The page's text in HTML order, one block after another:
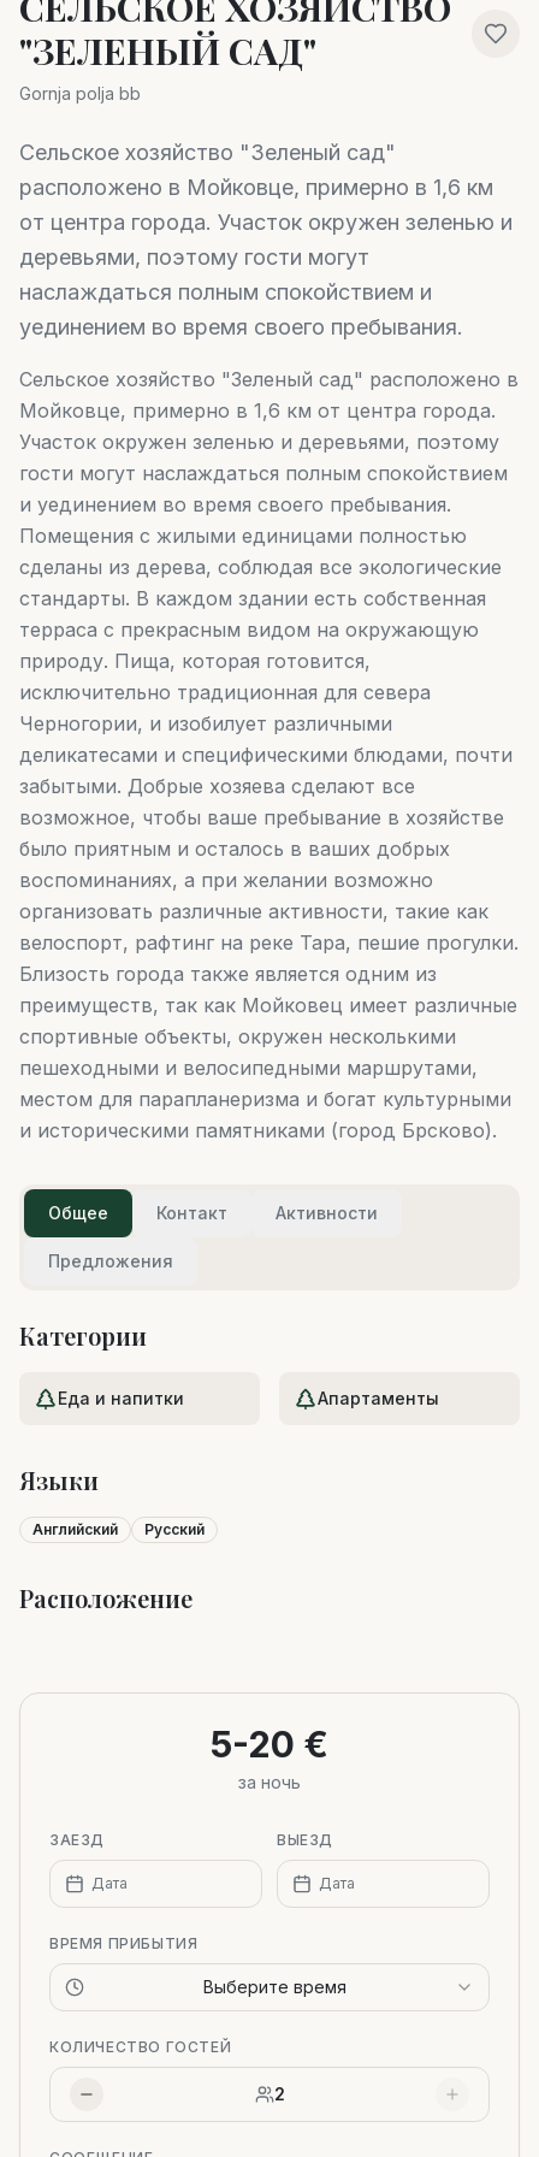
"ЗЕЛЕНЫЙ САД"
Gornja polja bb
Сельское хозяйство "Зеленый сад"
расположено в Мойковце, примерно в 1,6 км
от центра города. Участок окружен зеленью и
деревьями, поэтому гости могут
наслаждаться полным спокойствием и
уединением во время своего пребывания.
Сельское хозяйство "Зеленый сад" расположено в
Мойковце, примерно в 1,6 км от центра города.
Участок окружен зеленью и деревьями, поэтому
гости могут наслаждаться полным спокойствием
и уединением во время своего пребывания.
Помещения с жилыми единицами полностью
сделаны из дерева, соблюдая все экологические
стандарты. В каждом здании есть собственная
терраса с прекрасным видом на окружающую
природу. Пища, которая готовится,
исключительно традиционная для севера
Черногории, и изобилует различными
деликатесами и специфическими блюдами, почти
забытыми. Добрые хозяева сделают все
возможное, чтобы ваше пребывание в хозяйстве
было приятным и осталось в ваших добрых
воспоминаниях, а при желании возможно
организовать различные активности, такие как
велоспорт, рафтинг на реке Тара, пешие прогулки.
Близость города также является одним из
преимуществ, так как Мойковец имеет различные
спортивные объекты, окружен несколькими
пешеходными и велосипедными маршрутами,
местом для парапланеризма и богат культурными
и историческими памятниками (город Брсково).
Общее Контакт Активности
Предложения
Категории
Еда и напитки Апартаменты
Языки
Английский Русский
Расположение
−
5-20 €
за ночь
ЗАЕЗД
Дата
ВЫЕЗД
Дата
ВРЕМЯ ПРИБЫТИЯ
Выберите время
КОЛИЧЕСТВО ГОСТЕЙ
2